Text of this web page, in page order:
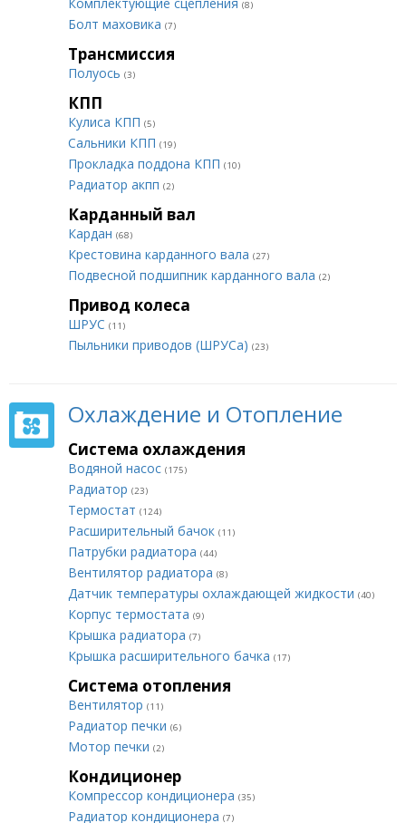
(8)
Болт маховика (7)
Трансмиссия
Полуось (3)
КПП
Кулиса КПП (5)
Сальники КПП (19)
Прокладка поддона КПП (10)
Радиатор акпп (2)
Карданный вал
Кардан (68)
Крестовина карданного вала (27)
Подвесной подшипник карданного вала (2)
Привод колеса
ШРУС (11)
Пыльники приводов (ШРУСа) (23)
Охлаждение и Отопление
Система охлаждения
Водяной насос (175)
Радиатор (23)
Термостат (124)
Расширительный бачок (11)
Патрубки радиатора (44)
Вентилятор радиатора (8)
Датчик температуры охлаждающей жидкости (40)
Корпус термостата (9)
Крышка радиатора (7)
Крышка расширительного бачка (17)
Система отопления
Вентилятор (11)
Радиатор печки (6)
Мотор печки (2)
Кондиционер
Компрессор кондиционера (35)
Радиатор кондиционера (7)